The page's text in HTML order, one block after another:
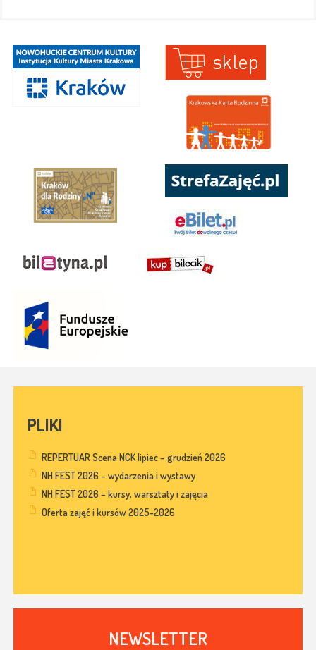
PLIKI
REPERTUAR Scena NCK lipiec – grudzień 2026
NH FEST 2026 – wydarzenia i wystawy
NH FEST 2026 – kursy, warsztaty i zajęcia
Oferta zajęć i kursów 2025-2026
NEWSLETTER